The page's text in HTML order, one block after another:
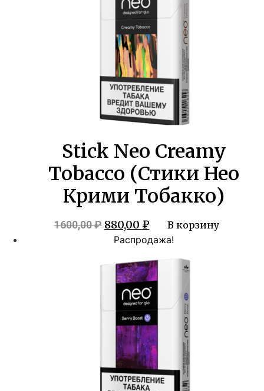
Stick Neo Creamy
Tobacco (Стики Нео
Крими Тобакко)
1600,00₽ Первоначальная
цена
1600,00 ₽.
880,00 ₽Текущая
цена:
880,00 ₽.
В корзину
Распродажа!